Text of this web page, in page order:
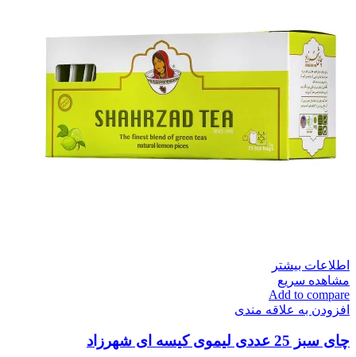
اطلاعات بیشتر
مشاهده سریع
Add to compare
افزودن به علاقه مندی
چای سبز 25 عددی لیموی کیسه ای شهرزاد